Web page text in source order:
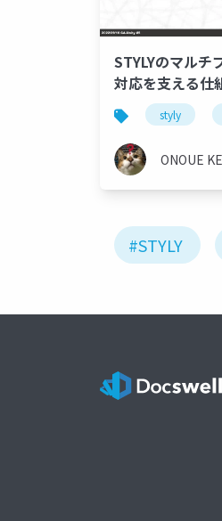
STYLYのマルチ
対応を支える仕
styly
ONOUE
#STYLY